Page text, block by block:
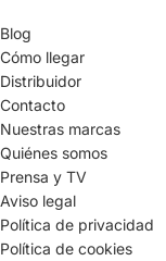
Blog
Cómo llegar
Distribuidor
Contacto
Nuestras marcas
Quiénes somos
Prensa y TV
Aviso legal
Política de privacidad
Política de cookies